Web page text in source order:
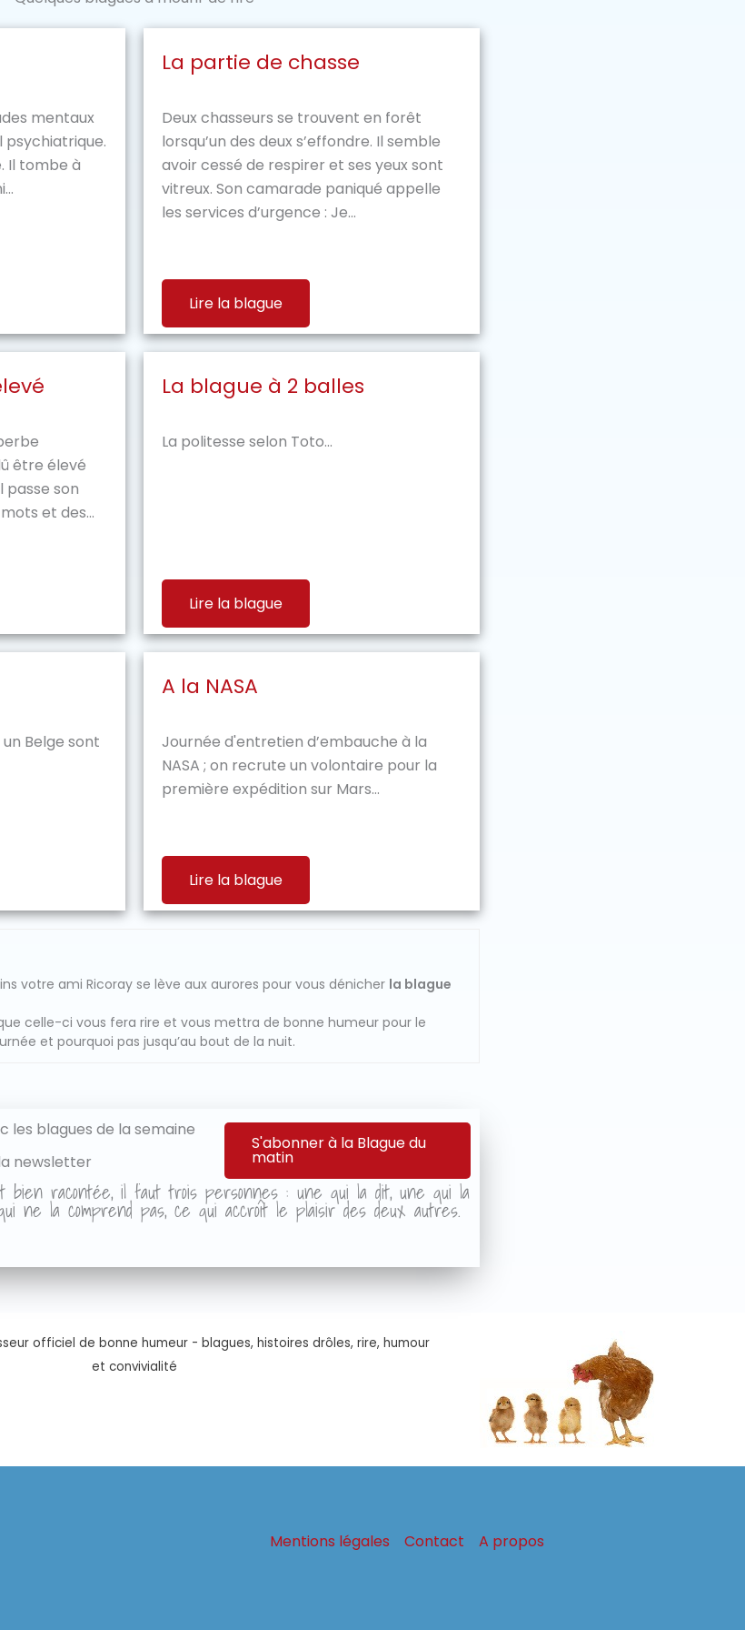
mentaux
psychiatrique.
Il tombe à
La partie de chasse
Deux chasseurs se trouvent en forêt
lorsqu’un des deux s’effondre. Il semble
avoir cessé de respirer et ses yeux sont
vitreux. Son camarade paniqué appelle
les services d’urgence : Je...
Lire la blague
être élevé
passe son
et des...
La blague à 2 balles
La politesse selon Toto...
Lire la blague
Belge sont
A la NASA
Journée d'entretien d’embauche à la
NASA ; on recrute un volontaire pour la
première expédition sur Mars...
Lire la blague
votre ami Ricoray se lève aux aurores pour vous dénicher la blague
celle-ci vous fera rire et vous mettra de bonne humeur pour le
et pourquoi pas jusqu’au bout de la nuit.
les blagues de la semaine
newsletter
S'abonner à la Blague du
matin
bien racontée, il faut trois personnes : une qui la dit, une qui la
ne la comprend pas, ce qui accroît le plaisir des deux autres.
officiel de bonne humeur - blagues, histoires drôles, rire, humour
et convivialité
Mentions légales Contact A propos